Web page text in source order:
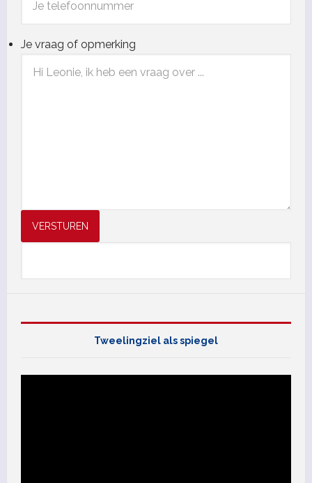
Je vraag of opmerking
VERSTUREN
Tweelingziel als spiegel